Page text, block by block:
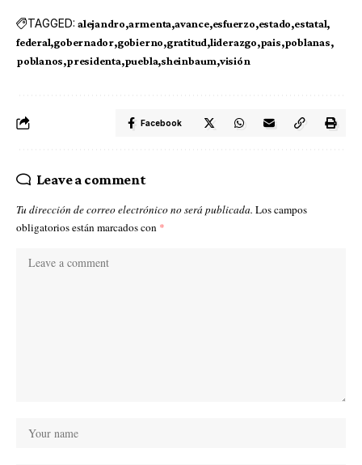
TAGGED: alejandro armenta avance esfuerzo estado estatal
federal gobernador gobierno gratitud liderazgo pais poblanas
poblanos presidenta puebla sheinbaum visión
Facebook
Leave a comment
Tu dirección de correo electrónico no será publicada. Los campos
obligatorios están marcados con *